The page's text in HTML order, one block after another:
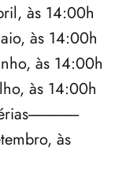
às 14:00h
às 14:00h
às 14:00h
às 14:00h
às